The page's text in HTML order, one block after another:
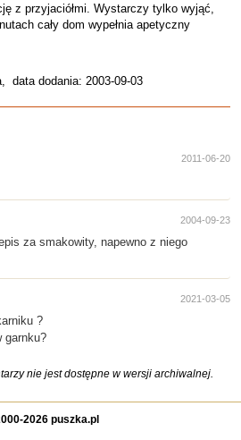
z przyjaciółmi. Wystarczy tylko wyjąć,
cały dom wypełnia apetyczny
, data dodania: 2003-09-03
2011-06-20
2004-09-23
za smakowity, napewno z niego
2021-03-05
?
garnku?
nie jest dostępne w wersji archiwalnej.
2026 puszka.pl